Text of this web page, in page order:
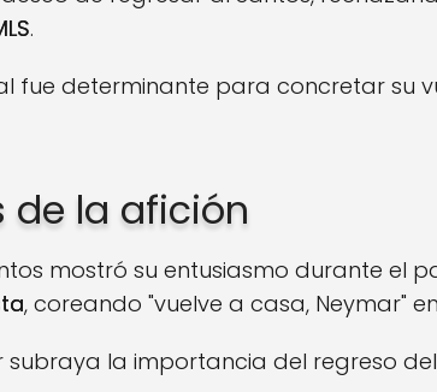
.
fue determinante para concretar su
de la afición
mostró su entusiasmo durante el
, coreando "vuelve a casa, Neymar"
subraya la importancia del regreso